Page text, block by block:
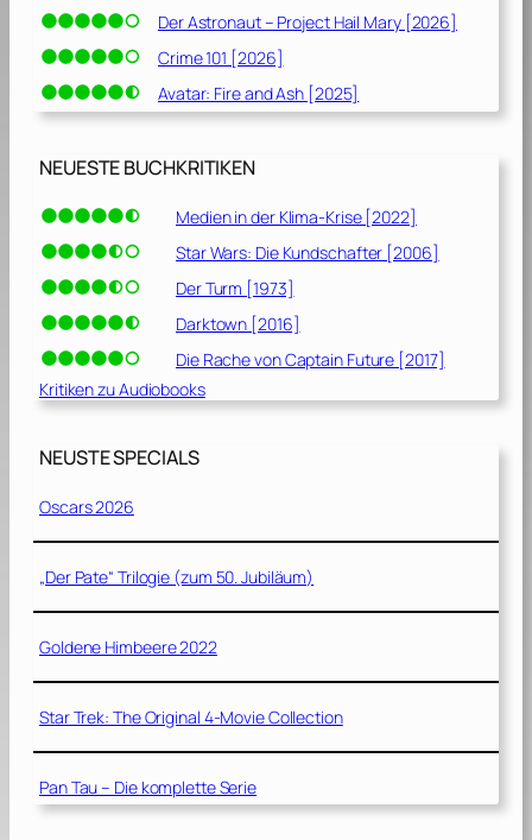
Der Astronaut – Project Hail Mary [2026]
Crime 101 [2026]
Avatar: Fire and Ash [2025]
NEUESTE BUCHKRITIKEN
Medien in der Klima-Krise [2022]
Star Wars: Die Kundschafter [2006]
Der Turm [1973]
Darktown [2016]
Die Rache von Captain Future [2017]
Kritiken zu Audiobooks
NEUSTE SPECIALS
Oscars 2026
„Der Pate“ Trilogie (zum 50. Jubiläum)
Goldene Himbeere 2022
Star Trek: The Original 4-Movie Collection
Pan Tau – Die komplette Serie